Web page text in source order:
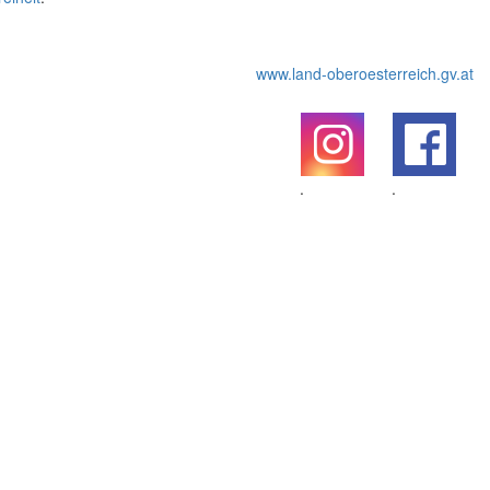
www.land-oberoesterreich.gv.at
.
.